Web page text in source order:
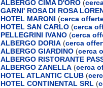
ALBERGO CIMA D'ORO (
GARNI' ROSA DI ROSA
HOTEL MARONI (cerca
HOTEL SAN CARLO (cerca
PELLEGRINI IVANO (cerca
ALBERGO DORIA (cerca
ALBERGO GIARDINO (cerca
ALBERGO RISTORANTE
ALBERGO ZANELLA (cerca
HOTEL ATLANTIC CLUB (
HOTEL CONTINENTAL SRL (